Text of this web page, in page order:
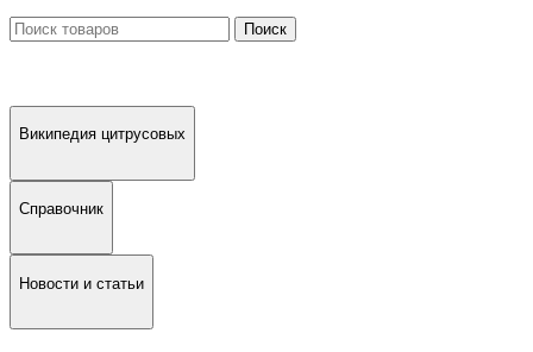
Поиск
Википедия цитрусовых
Справочник
Новости и статьи